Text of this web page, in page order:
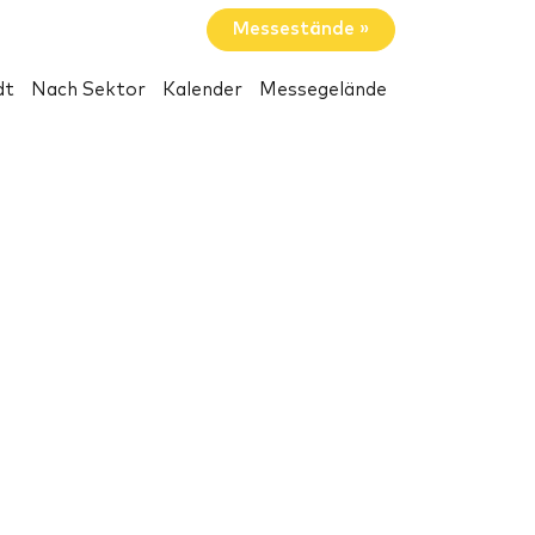
Messestände »
Nach Sektor Kalender Messegelände